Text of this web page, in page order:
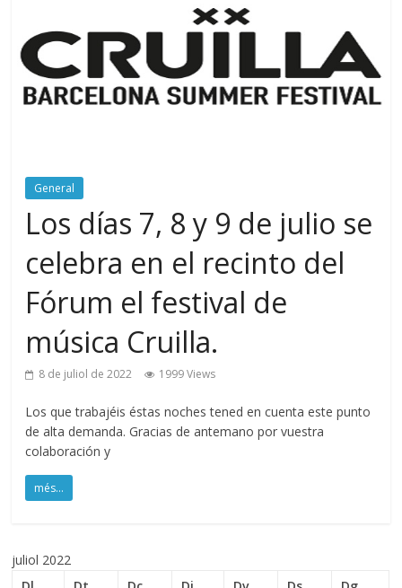
General
Los días 7, 8 y 9 de julio se
celebra en el recinto del
Fórum el festival de
música Cruilla.
8 de juliol de 2022 1999 Views
Los que trabajéis éstas noches tened en cuenta este punto
de alta demanda. Gracias de antemano por vuestra
colaboración y
més...
juliol 2022